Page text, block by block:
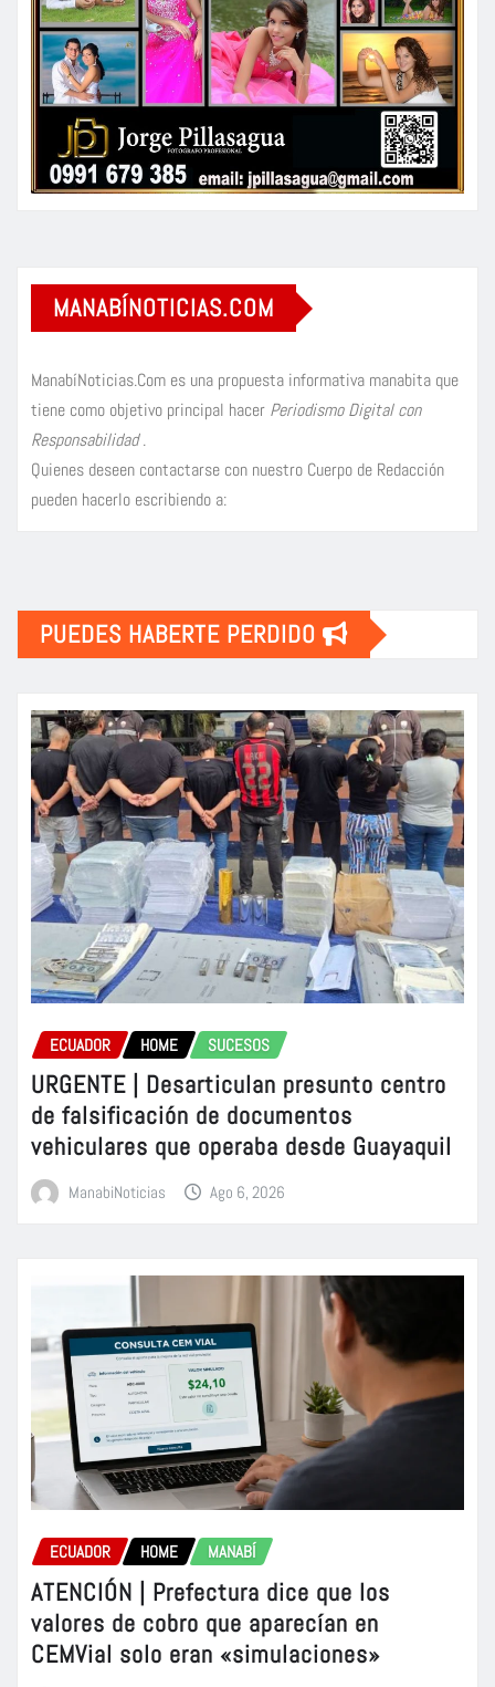
MANABÍNOTICIAS.COM
ManabíNoticias.Com es una propuesta informativa manabita que
tiene como objetivo principal hacer Periodismo Digital con
Responsabilidad.
Quienes deseen contactarse con nuestro Cuerpo de Redacción
pueden hacerlo escribiendo a:
PUEDES HABERTE PERDIDO
ECUADOR HOME SUCESOS
URGENTE | Desarticulan presunto centro
de falsificación de documentos
vehiculares que operaba desde Guayaquil
ManabiNoticias Ago 6, 2026
ECUADOR HOME MANABÍ
ATENCIÓN | Prefectura dice que los
valores de cobro que aparecían en
CEMVial solo eran «simulaciones»